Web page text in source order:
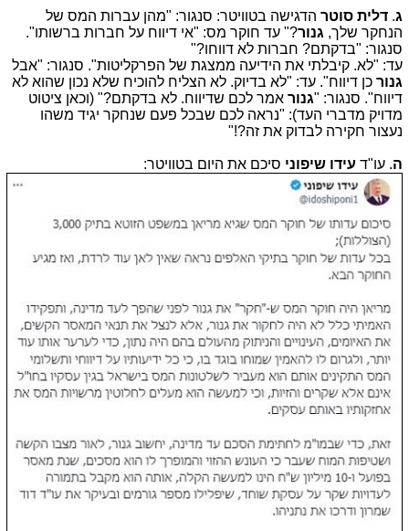
ג. דלית סוטר הדגישה בטוויטר: סנגור: "מהן עברות המס של
הנחקר שלך, גנור?" עד חוקר מס: "אי דיווח על חברות ברשותו".
סנגור: "בדקתם? חברות לא דווחו?"
עד: "לא. קיבלתי את הידיעה ממצגת של הפרקליטות". סנגור: "אבל
גנור כן דיווח". עד: "לא בדיוק. לא הצליח להוכיח שלא נכון שהוא לא
דיווח". סנגור: "גנור אמר לכם שדיווח. לא בדקתם?" (וכאן ציטוט
מדויק מדברי העד): "נראה לכם שבכל פעם שנחקר יגיד משהו
נעצור חקירה לבדוק את זה?!"
ה. עו"ד עידו שיפוני סיכם את היום בטוויטר: